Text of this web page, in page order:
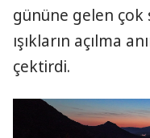
gününe gelen çok
ışıkların açılma
çektirdi.